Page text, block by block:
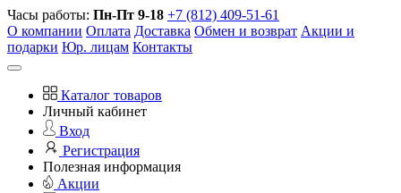
Часы работы: Пн-Пт 9-18 +7 (812) 409-51-61
О компании Оплата Доставка Обмен и возврат Акции и
подарки Юр. лицам Контакты
Каталог товаров
Личный кабинет
Вход
Регистрация
Полезная информация
Акции